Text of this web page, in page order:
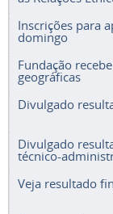
Inscrições para
domingo
Fundação
geográficas
Divulgado
Divulgado
técnico-
Veja resultado